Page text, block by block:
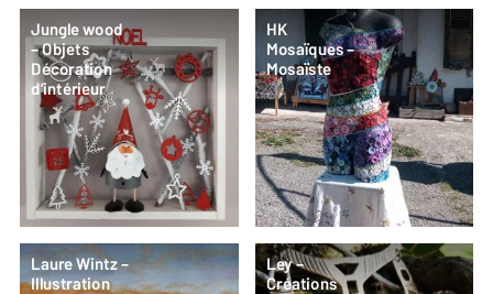
Jungle wood
– Objets
Décoration
d’intérieur
HK
Mosaïques –
Mosaïste
Laure Wintz –
Illustration
Ley –
Créations